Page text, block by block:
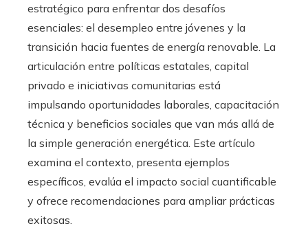
estratégico para enfrentar dos desafíos
esenciales: el desempleo entre jóvenes y la
transición hacia fuentes de energía renovable. La
articulación entre políticas estatales, capital
privado e iniciativas comunitarias está
impulsando oportunidades laborales, capacitación
técnica y beneficios sociales que van más allá de
la simple generación energética. Este artículo
examina el contexto, presenta ejemplos
específicos, evalúa el impacto social cuantificable
y ofrece recomendaciones para ampliar prácticas
exitosas.